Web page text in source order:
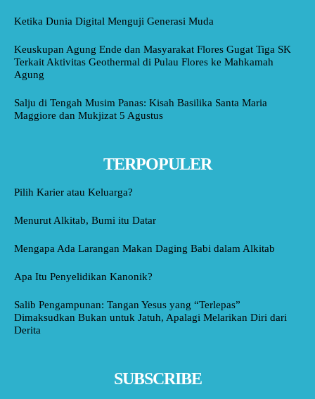
Ketika Dunia Digital Menguji Generasi Muda
Keuskupan Agung Ende dan Masyarakat Flores Gugat Tiga SK
Terkait Aktivitas Geothermal di Pulau Flores ke Mahkamah
Agung
Salju di Tengah Musim Panas: Kisah Basilika Santa Maria
Maggiore dan Mukjizat 5 Agustus
TERPOPULER
Pilih Karier atau Keluarga?
Menurut Alkitab, Bumi itu Datar
Mengapa Ada Larangan Makan Daging Babi dalam Alkitab
Apa Itu Penyelidikan Kanonik?
Salib Pengampunan: Tangan Yesus yang “Terlepas”
Dimaksudkan Bukan untuk Jatuh, Apalagi Melarikan Diri dari
Derita
SUBSCRIBE